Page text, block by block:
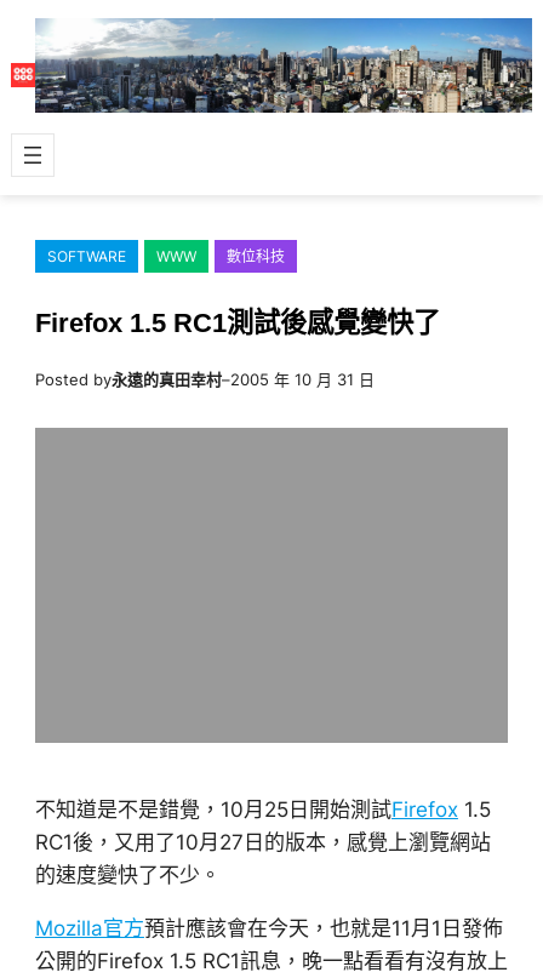
主
容
SOFTWARE WWW 數位科技
Firefox 1.5 RC1測試後感覺變快了
Posted by永遠的真田幸村–2005 年 10 月 31 日
不知道是不是錯覺，10月25日開始測試Firefox1.5
RC1後，又用了10月27日的版本，感覺上瀏覽網站
的速度變快了不少。
Mozilla官方預計應該會在今天，也就是11月1日發佈
公開的Firefox 1.5 RC1訊息，晚一點看看有沒有放上